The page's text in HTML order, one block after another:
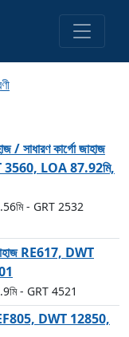
/ সাধারণ কার্গো জাহাজ
3560, LOA 87.92মি,
- GRT 2532
RE617, DWT
- GRT 4521
DWT 12850,